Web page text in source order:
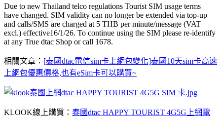
Due to new Thailand telco regulations Tourist SIM usage terms
have changed. SIM validity can no longer be extended via top-up
and calls/SMS are charged at 5 THB per minute/message (VAT
excl.) effective16/1/26. To continue using the SIM please re-identify
at any True dtac Shop or call 1678.
相關文章： [泰國dtac電信sim卡上網包變化]泰國10天sim卡高速
上網包優惠價格,也有eSim卡可以購買~
KLOOK線上購買： 泰國dtac HAPPY TOURIST 4G5G上網電